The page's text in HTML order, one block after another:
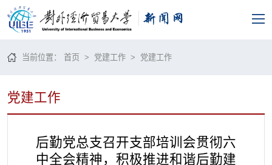
当前位置：首页 > 党建工作 > 党建工作
党建工作
后勤党总支召开支部培训会贯彻六
中全会精神，积极推进和谐后勤建